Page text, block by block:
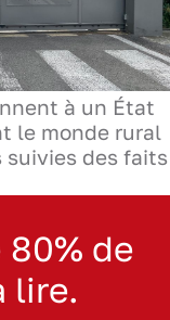
à un État
le monde rural
des faits
de
lire.